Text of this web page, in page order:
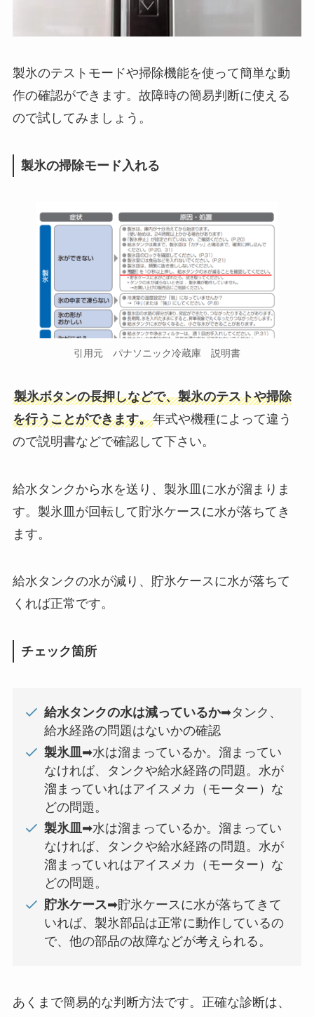
製氷のテストモードや掃除機能を使って簡単な動
作の確認ができます。故障時の簡易判断に使える
ので試してみましょう。
製氷の掃除モード入れる
引用元 パナソニック冷蔵庫 説明書
製氷ボタンの長押しなどで、製氷のテストや掃除
を行うことができます。年式や機種によって違う
ので説明書などで確認して下さい。
給水タンクから水を送り、製氷皿に水が溜まりま
す。製氷皿が回転して貯氷ケースに水が落ちてき
ます。
給水タンクの水が減り、貯氷ケースに水が落ちて
くれば正常です。
チェック箇所
給水タンクの水は減っているか➡タンク、
給水経路の問題はないかの確認
製氷皿 ➡水は溜まっているか。溜まってい
なければ、タンクや給水経路の問題。水が
溜まっていれはアイスメカ（モーター）な
どの問題。
製氷皿➡水は溜まっているか。溜まってい
なければ、タンクや給水経路の問題。水が
溜まっていれはアイスメカ（モーター）な
どの問題。
貯氷ケース➡貯氷ケースに水が落ちてきて
いれば、製氷部品は正常に動作しているの
で、他の部品の故障などが考えられる。
あくまで簡易的な判断方法です。正確な診断は、